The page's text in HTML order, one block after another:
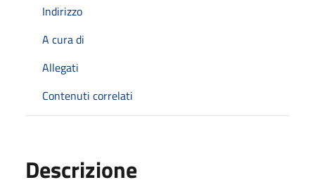
Indirizzo
A cura di
Allegati
Contenuti correlati
Descrizione